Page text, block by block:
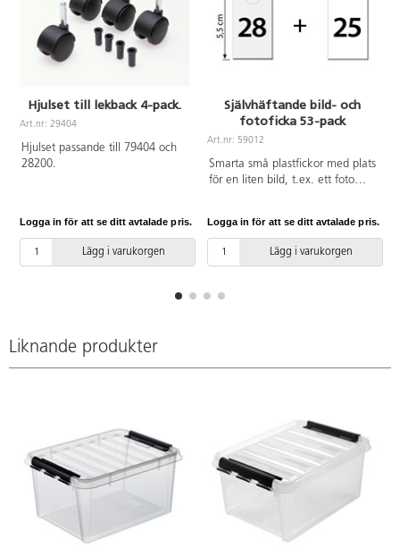
Hjulset till lekback 4-pack.
Art.nr: 29404
Hjulset passande till 79404 och
28200.
Logga in för att se ditt avtalade pris.
Lägg i varukorgen
Självhäftande bild- och
fotoficka 53-pack
Art.nr: 59012
Smarta små plastfickor med plats
för en liten bild, t.ex. ett foto
så att man enkelt kan fästa dem
på olika typer av ytor. Kan även
användas för dagsschema eller
fri.
Logga in för att se ditt avtalade pris.
Lägg i varukorgen
Liknande produkter